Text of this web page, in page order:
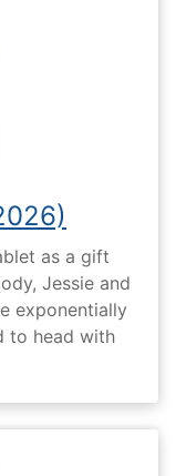
as a gift
Jessie and
exponentially
to head with